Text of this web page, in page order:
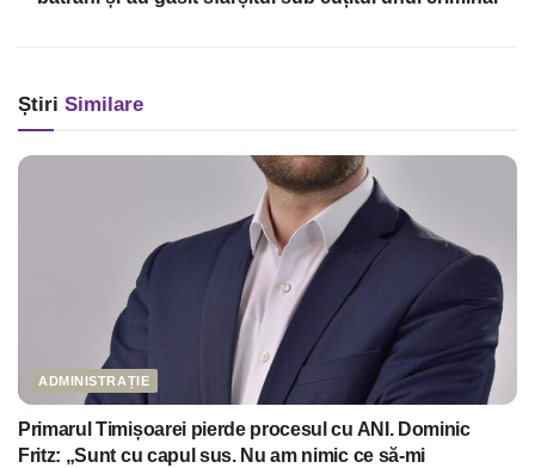
Știri Similare
ADMINISTRAȚIE
Primarul Timișoarei pierde procesul cu ANI. Dominic
Fritz: „Sunt cu capul sus. Nu am nimic ce să-mi